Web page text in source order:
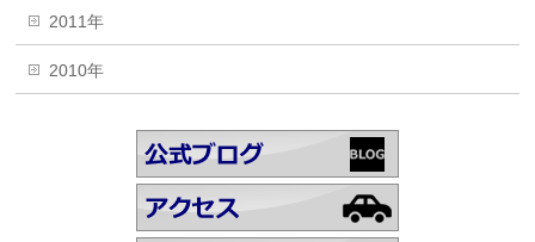
2011年
2010年